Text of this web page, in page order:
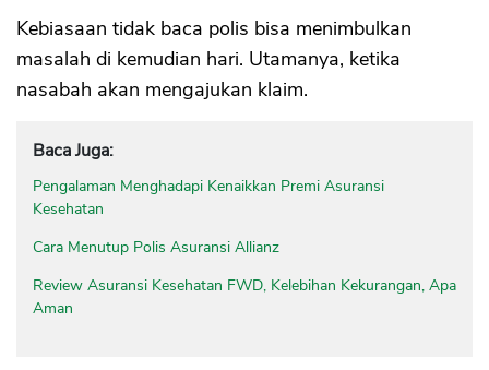
Kebiasaan tidak baca polis bisa menimbulkan
masalah di kemudian hari. Utamanya, ketika
nasabah akan mengajukan klaim.
Baca Juga:
Pengalaman Menghadapi Kenaikkan Premi Asuransi
Kesehatan
Cara Menutup Polis Asuransi Allianz
Review Asuransi Kesehatan FWD, Kelebihan Kekurangan, Apa
Aman